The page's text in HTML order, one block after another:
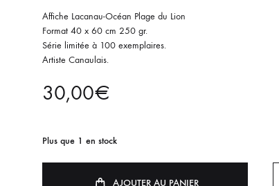
Affiche Lacanau-Océan Plage du Lion
Format 40 x 60 cm 250 gr.
Série limitée à 100 exemplaires.
Artiste Canaulais.
30,00€
Plus que 1 en stock
AJOUTER AU PANIER